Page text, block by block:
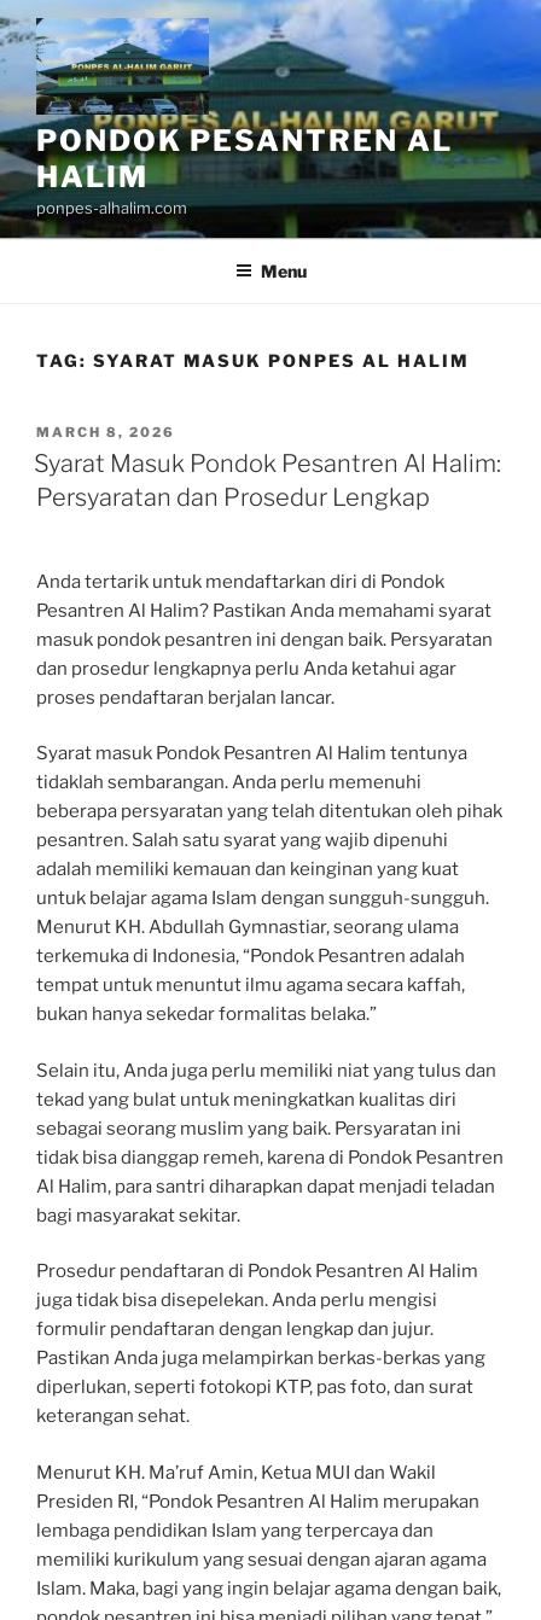
Skip
to
content
PONDOK PESANTREN AL
HALIM
ponpes-alhalim.com
Menu
TAG: SYARAT MASUK PONPES AL HALIM
POSTED
ON
MARCH 8, 2026
Syarat Masuk Pondok Pesantren Al Halim:
Persyaratan dan Prosedur Lengkap
Anda tertarik untuk mendaftarkan diri di Pondok
Pesantren Al Halim? Pastikan Anda memahami syarat
masuk pondok pesantren ini dengan baik. Persyaratan
dan prosedur lengkapnya perlu Anda ketahui agar
proses pendaftaran berjalan lancar.
Syarat masuk Pondok Pesantren Al Halim tentunya
tidaklah sembarangan. Anda perlu memenuhi
beberapa persyaratan yang telah ditentukan oleh pihak
pesantren. Salah satu syarat yang wajib dipenuhi
adalah memiliki kemauan dan keinginan yang kuat
untuk belajar agama Islam dengan sungguh-sungguh.
Menurut KH. Abdullah Gymnastiar, seorang ulama
terkemuka di Indonesia, “Pondok Pesantren adalah
tempat untuk menuntut ilmu agama secara kaffah,
bukan hanya sekedar formalitas belaka.”
Selain itu, Anda juga perlu memiliki niat yang tulus dan
tekad yang bulat untuk meningkatkan kualitas diri
sebagai seorang muslim yang baik. Persyaratan ini
tidak bisa dianggap remeh, karena di Pondok Pesantren
Al Halim, para santri diharapkan dapat menjadi teladan
bagi masyarakat sekitar.
Prosedur pendaftaran di Pondok Pesantren Al Halim
juga tidak bisa disepelekan. Anda perlu mengisi
formulir pendaftaran dengan lengkap dan jujur.
Pastikan Anda juga melampirkan berkas-berkas yang
diperlukan, seperti fotokopi KTP, pas foto, dan surat
keterangan sehat.
Menurut KH. Ma’ruf Amin, Ketua MUI dan Wakil
Presiden RI, “Pondok Pesantren Al Halim merupakan
lembaga pendidikan Islam yang terpercaya dan
memiliki kurikulum yang sesuai dengan ajaran agama
Islam. Maka, bagi yang ingin belajar agama dengan baik,